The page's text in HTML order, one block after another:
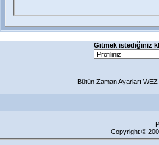
Gitmek istediğiniz
Bütün Zaman Ayarları
Copyright ©